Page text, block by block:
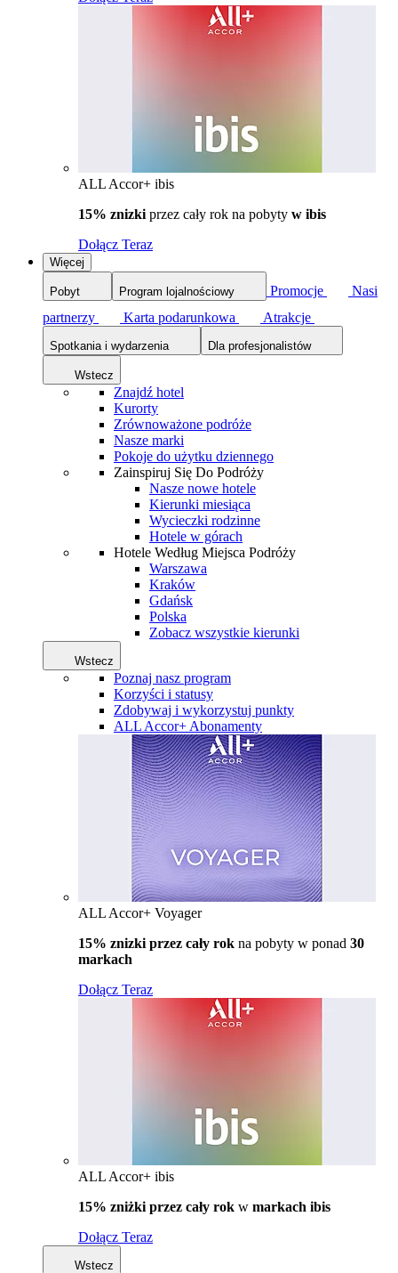
ALL Accor+ ibis
15% znizki przez cały rok na pobyty w ibis
Dołącz Teraz
Więcej
Pobyt Program lojalnościowy Promocje
Nasi
partnerzy
Karta podarunkowa Atrakcje
Spotkania i wydarzenia Dla profesjonalistów
Wstecz
Znajdź hotel
Kurorty
Zrównoważone podróże
Nasze marki
Pokoje do użytku dziennego
Zainspiruj Się Do Podróży
Nasze nowe hotele
Kierunki miesiąca
Wycieczki rodzinne
Hotele w górach
Hotele Według Miejsca Podróży
Warszawa
Kraków
Gdańsk
Polska
Zobacz wszystkie kierunki
Wstecz
Poznaj nasz program
Korzyści i statusy
Zdobywaj i wykorzystuj punkty
ALL Accor+ Abonamenty
ALL Accor+ Voyager
15% znizki przez cały rok na pobyty w ponad 30
markach
Dołącz Teraz
ALL Accor+ ibis
15% zniżki przez cały rok w markach ibis
Dołącz Teraz
Wstecz